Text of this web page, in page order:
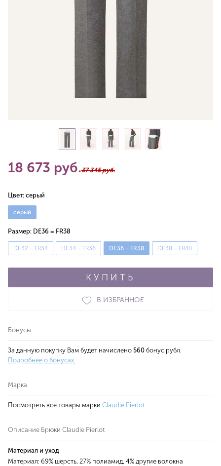
18 673 руб.37 345 руб.
Цвет: серый
серый
Размер: DE36 = FR38
DE32 = FR34 DE34 = FR36 DE36 = FR38 DE38 = FR40
КУПИТЬ
В ИЗБРАННОЕ
Бонусы
За данную покупку Вам будет начислено 560 бонус.рубл.
Подробнее о бонусах.
Марка
Посмотреть все товары марки Claudie Pierlot
Описание Брюки Claudie Pierlot
Материал и уход
Материал: 69% шерсть, 27% полиамид, 4% другие волокна